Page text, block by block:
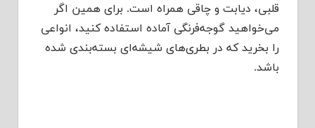
قلبی، دیابت و چاقی همراه است. برای همین اگر
می‌خواهید گوجه‌فرنگی آماده استفاده کنید، انواعی
را بخرید که در بطری‌های شیشه‌ای بسته‌بندی شده
باشد.